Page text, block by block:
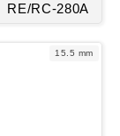
RE/RC-280A
15.5 mm